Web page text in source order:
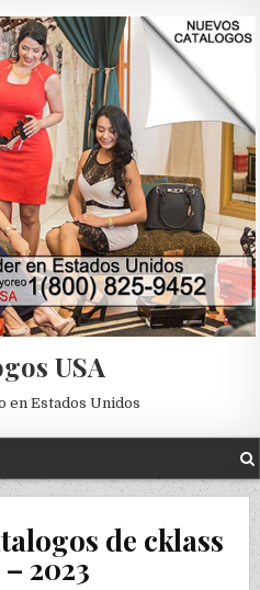
USA
en Estados Unidos
de cklass
2023